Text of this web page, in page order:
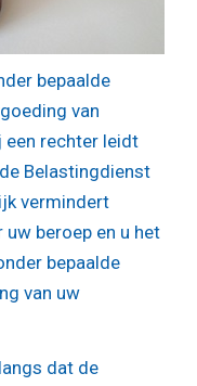
bepaalde
van
een rechter leidt
Belastingdienst
vermindert
beroep en u het
bepaalde
van uw
dat de